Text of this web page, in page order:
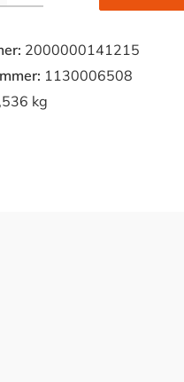
2000000141215
1130006508
kg